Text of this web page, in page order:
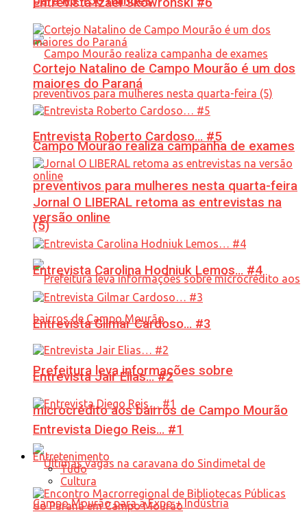
Campo Mourão realiza campanha de exames
preventivos para mulheres nesta quarta-feira
(5)
Prefeitura leva informações sobre
microcrédito aos bairros de Campo Mourão
Cortejo Natalino de Campo Mourão é um dos
maiores do Paraná
Entrevista Roberto Cardoso… #5
Jornal O LIBERAL retoma as entrevistas na
versão online
Entrevista Carolina Hodniuk Lemos… #4
Entrevista Gilmar Cardoso… #3
Entrevista Jair Elias… #2
Entrevista Diego Reis… #1
Entretenimento
Tudo
Cultura